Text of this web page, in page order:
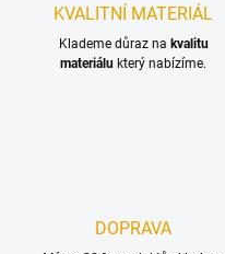
KVALITNÍ MATERIÁL
Klademe důraz na kvalitu
materiálu který nabízíme.
DOPRAVA